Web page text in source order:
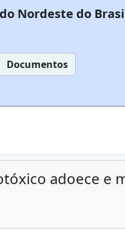
Nordeste do
Documentos
adoece e